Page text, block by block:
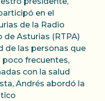
en el
de la Radio
de Asturias (RTPA)
de las personas que
frecuentes,
con la salud
Andrés abordó la